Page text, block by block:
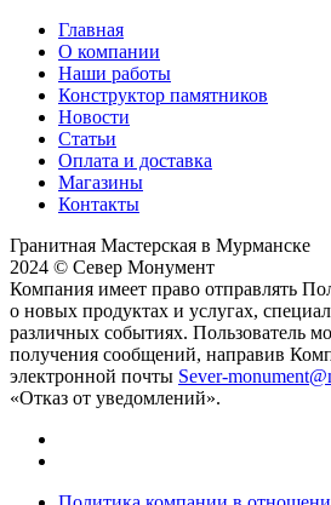
Главная
О компании
Наши работы
Конструктор памятников
Новости
Статьи
Оплата и доставка
Магазины
Контакты
Гранитная Мастерская в Мурманске
2024 © Север Монумент
Компания имеет право отправлять
о новых продуктах и услугах,
различных событиях. Пользователь
получения сообщений, направив
электронной почты Sever-
«Отказ от уведомлений».